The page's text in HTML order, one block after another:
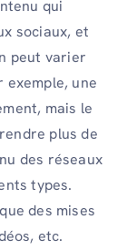
qui
sociaux, et
peut varier
exemple, une
mais le
plus de
des réseaux
types.
des mises
etc.